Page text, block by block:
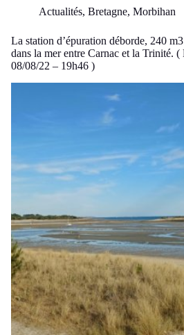
Actualités,Bretagne,Morbihan
La station d’épuration déborde, 240 m3
dans la mer entre Carnac et la Trinité.
08/08/22 – 19h46 )